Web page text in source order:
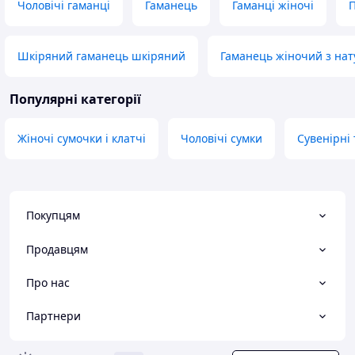
Чоловічі гаманці Гаманець Гаманці жіночі
Шкіряний гаманець шкіряний Гаманець жіночий з
Популярні категорії
Жіночі сумочки і клатчі Чоловічі сумки
Покупцям
Продавцям
Про нас
Партнери